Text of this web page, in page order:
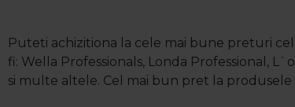
Puteti achizitiona la cele mai bune preturi
fi: Wella Professionals, Londa Professional,
si multe altele. Cel mai bun pret la